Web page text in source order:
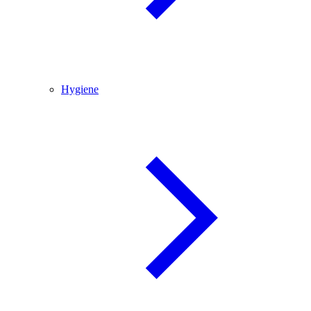
Hygiene